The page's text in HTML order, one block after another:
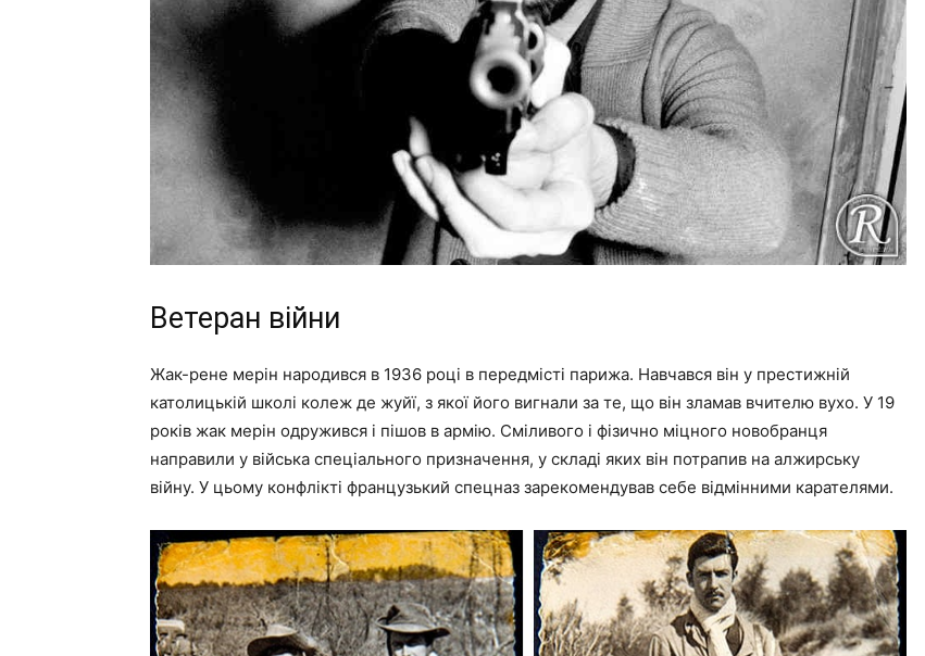
Ветеран війни
Жак-рене мерін народився в 1936 році в передмісті парижа. Навчався він у престижній
католицькій школі колеж де жуйї, з якої його вигнали за те, що він зламав вчителю вухо. У 19
років жак мерін одружився і пішов в армію. Сміливого і фізично міцного новобранця
направили у війська спеціального призначення, у складі яких він потрапив на алжирську
війну. У цьому конфлікті французький спецназ зарекомендував себе відмінними карателями.